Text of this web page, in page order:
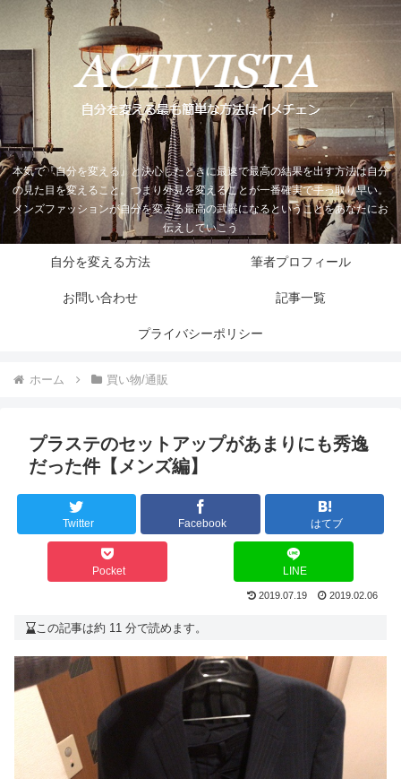
本気で『自分を変える』と決心したときに最速で最高の結果を出す方法は自分
の見た目を変えること。つまり外見を変えることが一番確実で手っ取り早い。
メンズファッションが自分を変える最高の武器になるということをあなたにお
伝えしていこう
自分を変える方法 筆者プロフィール
お問い合わせ 記事一覧
プライバシーポリシー
ホーム 買い物/通販
プラステのセットアップがあまりにも秀逸
だった件【メンズ編】
Twitter Facebook はてブ
Pocket LINE
2019.07.19 2019.02.06
この記事は約 11 分で読めます。